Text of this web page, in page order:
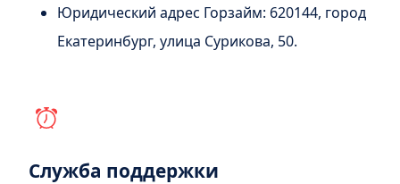
Юридический адрес Горзайм: 620144, город
Екатеринбург, улица Сурикова, 50.
Служба поддержки